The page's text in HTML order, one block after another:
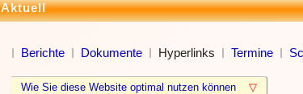
Aktuell
Berichte Dokumente Hyperlinks Termine
Wie Sie diese Website optimal nutzen können ▽